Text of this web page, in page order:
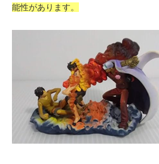
能性があります。